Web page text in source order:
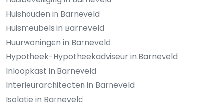
Huishouden in Barneveld
Huismeubels in Barneveld
Huurwoningen in Barneveld
Hypotheek-Hypotheekadviseur in Barneveld
Inloopkast in Barneveld
Interieurarchitecten in Barneveld
Isolatie in Barneveld